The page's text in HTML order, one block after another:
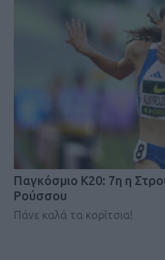
Παγκόσμιο Κ20: 7η η
Ρούσσου
Πάνε καλά τα κορίτσια!